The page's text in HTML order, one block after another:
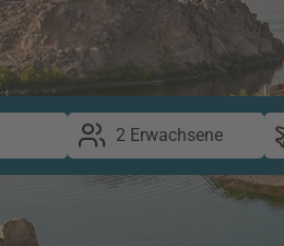
2 Erwachsene